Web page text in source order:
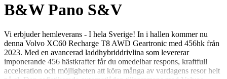
B&W Pano S&V
Vi erbjuder hemleverans - I hela Sverige! In i hallen kommer nu
denna Volvo XC60 Recharge T8 AWD Geartronic med 456hk från
2023. Med en avancerad laddhybriddrivlina som levererar
imponerande 456 hästkrafter får du omedelbar respons, kraftfull
acceleration och möjligheten att köra många av vardagens resor helt